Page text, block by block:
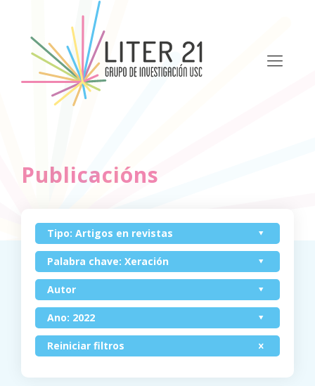
Publicacións
Tipo: Artigos en revistas
Palabra chave: Xeración
Autor
Ano: 2022
Reiniciar filtros